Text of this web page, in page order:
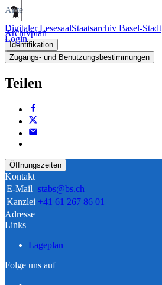
Digitaler LesesaalStaatsarchiv Basel-Stadt
Login
Akte
Archivplan
Identifikation
Zugangs- und Benutzungsbestimmungen
Teilen
Öffnungszeiten
Kontakt
E-Mail stabs@bs.ch
Kanzlei +41 61 267 86 01
Adresse
Links
Lageplan
Folge uns auf